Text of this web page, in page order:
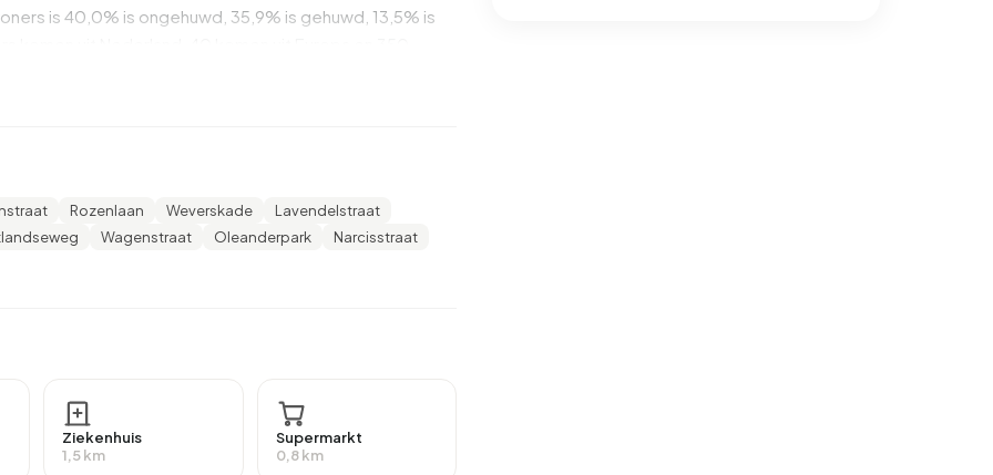
is 40,0% is ongehuwd, 35,9% is gehuwd, 13,5% is
gemiddelde van €35.800. Per inwoner ligt het
lager is dan het nationale gemiddelde van €29.200.
opgeleid. 49,1% heeft HAVO, VWO of MBO 2-4,
wat neerkomt op 340 mensen. Dit is 25% lager
van de werknemers werkt in loondienst (87%),
ontvangt 53% van de inwoners een uitkering. De
personen ontvangen deze uitkering.
Rozenlaan Weverskade
Lavendelstraat
Wagenstraat Oleanderpark
Narcisstraat
Ziekenhuis
1,5 km
Supermarkt
0,8 km